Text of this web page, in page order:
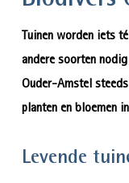
Tuinen worden iets
andere soorten
Ouder-Amstel
planten en bloemen
Levende